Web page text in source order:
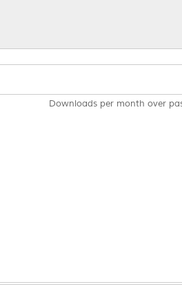
Downloads per month over